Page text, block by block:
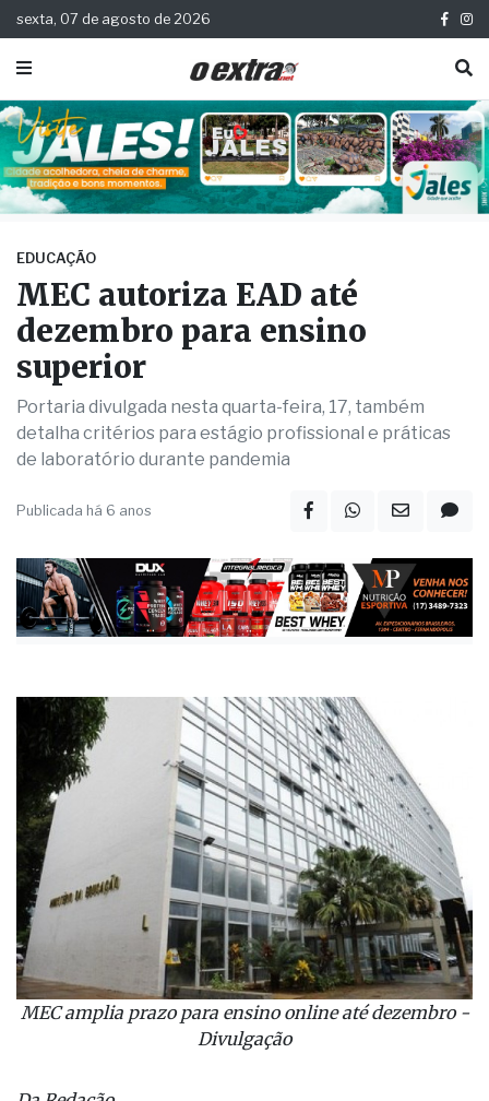
sexta, 07 de agosto de 2026
EDUCAÇÃO
MEC autoriza EAD até
dezembro para ensino
superior
Portaria divulgada nesta quarta-feira, 17, também
detalha critérios para estágio profissional e práticas
de laboratório durante pandemia
Publicada há 6 anos
MEC amplia prazo para ensino online até dezembro -
Divulgação